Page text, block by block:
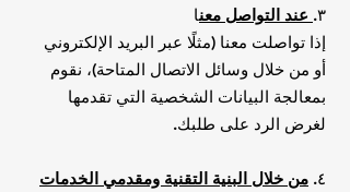
٣. عند التواصل معنا
إذا تواصلت معنا (مثلًا عبر البريد الإلكتروني
أو من خلال وسائل الاتصال المتاحة)، نقوم
بمعالجة البيانات الشخصية التي تقدمها
لغرض الرد على طلبك.
٤. من خلال البنية التقنية ومقدمي الخدمات